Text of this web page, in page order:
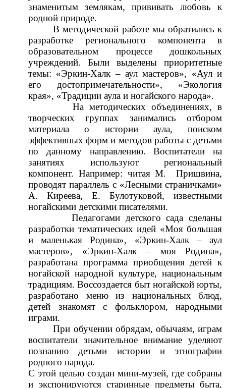
знаменитым землякам, прививать любовь к
родной природе.
В методической работе мы обратились к
разработке регионального компонента в
образовательном процессе дошкольных
учреждений. Были выделены приоритетные
темы: «Эркин-Халк – аул мастеров», «Аул и
его достопримечательности», «Экология
края», «Традиции аула и ногайского народа».
На методических объединениях, в
творческих группах занимались отбором
материала о истории аула, поиском
эффективных форм и методов работы с детьми
по данному направлению. Воспитатели на
занятиях используют региональный
компонент. Например: читая М. Пришвина,
проводят параллель с «Лесными страничками»
А. Киреева, Е. Булотуковой, известными
ногайскими детскими писателями.
Педагогами детского сада сделаны
разработки тематических идей «Моя большая
и маленькая Родина», «Эркин-Халк – аул
мастеров», «Эркин-Халк – моя Родина»,
разработана программа приобщения детей к
ногайской народной культуре, национальным
традициям. Воссоздается быт ногайской юрты,
разработано меню из национальных блюд,
детей знакомят с фольклором, народными
играми.
При обучении обрядам, обычаям, играм
воспитатели значительное внимание уделяют
познанию детьми истории и этнографии
родного народа.
С этой целью создан мини-музей, где собраны
и экспонируются старинные предметы быта,